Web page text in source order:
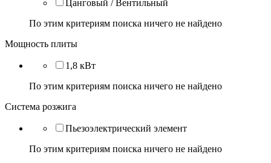
Цанговый / Вентильный
По этим критериям поиска ничего не найдено
Мощность плиты
1,8 кВт
По этим критериям поиска ничего не найдено
Система розжига
Пьезоэлектрический элемент
По этим критериям поиска ничего не найдено